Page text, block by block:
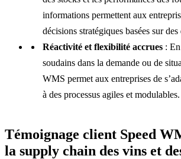
informations permettent aux
décisions stratégiques basées sur
Réactivité et flexibilité accrues :
soudains dans la demande ou de
WMS permet aux entreprises de
à des processus agiles et modulables.
Témoignage client Speed
la supply chain des vins et